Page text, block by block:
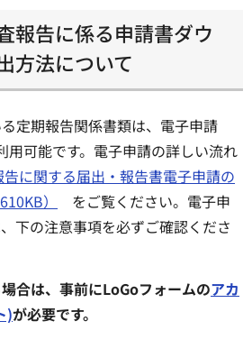
報告に係る申請書ダウ
方法について
定期報告関係書類は、電子申請
用可能です。電子申請の詳しい流れ
告に関する届出・報告書電子申請の
）
をご覧ください。電子申
下の注意事項を必ずご確認くださ
合は、事前にLoGoフォームのアカ
)が必要です。